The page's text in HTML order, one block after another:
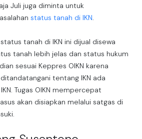
Juli juga diminta untuk
status tanah di IKN.
tanah di IKN ini dijual disewa
tanah lebih jelas dan status hukum
sesuai Keppres OIKN karena
tentang IKN ada
Tugas OIKN mempercepat
akan disiapkan melalui satgas di